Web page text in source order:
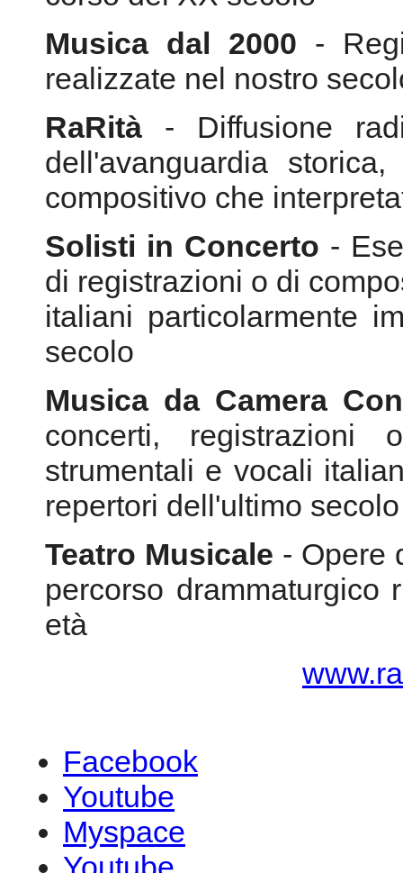
dell'avanguardia
compositivo che
Solisti in Concerto -
di registrazioni o di
italiani particolarmente
secolo
Musica da Camera
concerti,
strumentali e vocali
repertori dell'ultimo secolo
Teatro Musicale- Opere
percorso
età
Facebook
Youtube
© 2026 Federazione
Copyright- PI
Visitatore # 94.132.058